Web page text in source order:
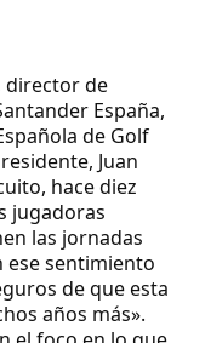
director de
España,
de Golf
Juan
hace diez
jugadoras
las jornadas
ese sentimiento
de que esta
años más».